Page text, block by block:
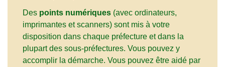
Des points numériques (avec ordinateurs,
imprimantes et scanners) sont mis à votre
disposition dans chaque préfecture et dans la
plupart des sous-préfectures. Vous pouvez y
accomplir la démarche. Vous pouvez être aidé par